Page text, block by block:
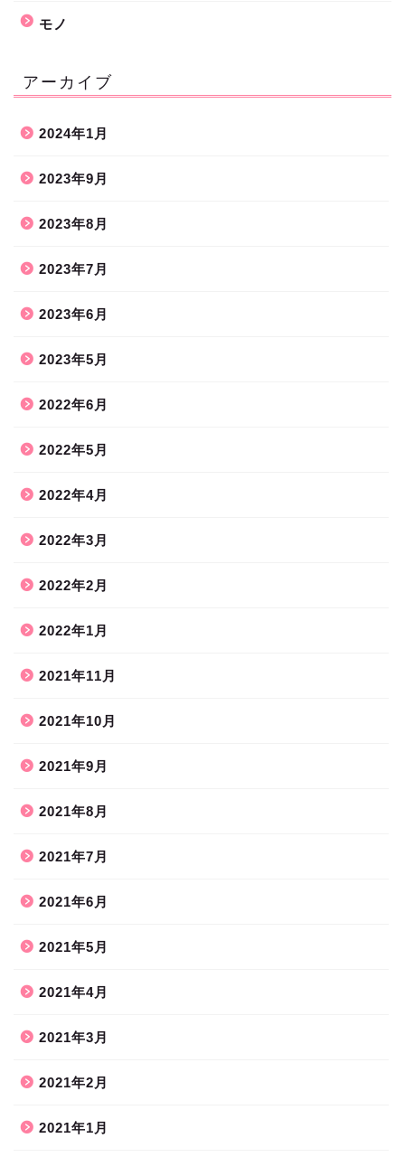
モノ
アーカイブ
2024年1月
2023年9月
2023年8月
2023年7月
2023年6月
2023年5月
2022年6月
2022年5月
2022年4月
2022年3月
2022年2月
2022年1月
2021年11月
2021年10月
2021年9月
2021年8月
2021年7月
2021年6月
2021年5月
2021年4月
2021年3月
2021年2月
2021年1月